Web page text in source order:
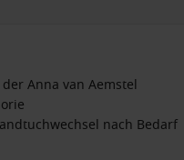
Anna van Aemstel
nach Bedarf